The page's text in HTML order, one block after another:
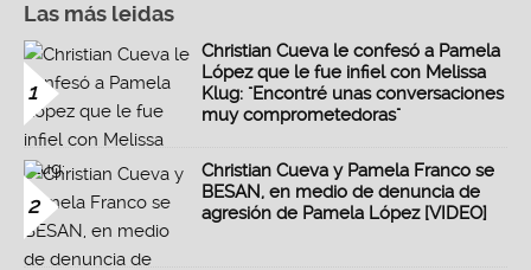
Las más leidas
1
Christian Cueva le confesó a Pamela
López que le fue infiel con Melissa
Klug: "Encontré unas conversaciones
muy comprometedoras"
2
Christian Cueva y Pamela Franco se
BESAN, en medio de denuncia de
agresión de Pamela López [VIDEO]